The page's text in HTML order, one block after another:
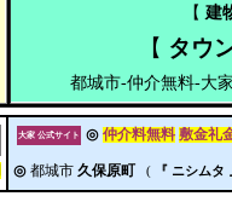
【 建
【 タウ
都城市-仲介無料-大
大家 公式サイト ◎ 仲介料無料 敷金礼
◎ 都城市 久保原町 ( 『 ニシムタ